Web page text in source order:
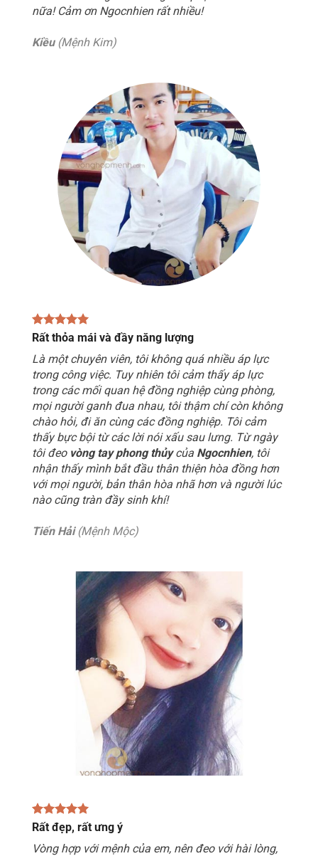
nữa! Cảm ơn Ngocnhien rất nhiều!
Kiều(Mệnh Kim)
Rất thỏa mái và đầy năng lượng
Là một chuyên viên, tôi không quá nhiều áp lực
trong công việc. Tuy nhiên tôi cảm thấy áp lực
trong các mối quan hệ đồng nghiệp cùng phòng,
mọi người ganh đua nhau, tôi thậm chí còn không
chào hỏi, đi ăn cùng các đồng nghiệp. Tôi cảm
thấy bực bội từ các lời nói xấu sau lưng. Từ ngày
tôi đeo vòng tay phong thủycủa Ngocnhien, tôi
nhận thấy mình bắt đầu thân thiện hòa đồng hơn
với mọi người, bản thân hòa nhã hơn và người lúc
nào cũng tràn đầy sinh khí!
Tiến Hải(Mệnh Mộc)
Rất đẹp, rất ưng ý
Vòng hợp với mệnh của em, nên đeo với hài lòng,